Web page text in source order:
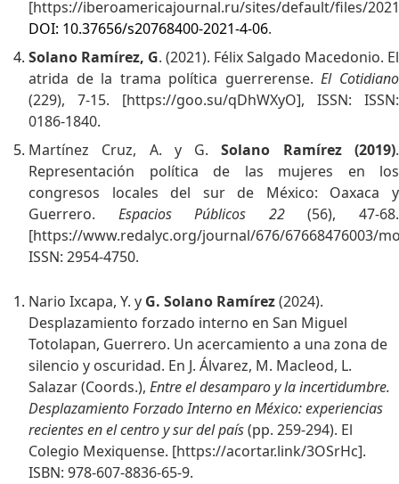
[https://iberoamericajournal.ru/sites/default/files/
DOI: 10.37656/s20768400-2021-4-06.
Solano Ramírez, G. (2021). Félix Salgado Macedonio. El
atrida de la trama política guerrerense.El Cotidiano
(229), 7-15. [https://goo.su/qDhWXyO], ISSN: ISSN:
0186-1840.
Martínez Cruz, A. y G.Solano Ramírez (2019).
Representación política de las mujeres en los
congresos locales del sur de México: Oaxaca y
Guerrero. Espacios Públicos 22(56), 47-68.
[https://www.redalyc.org/journal/676/67668476003/
ISSN: 2954-4750.
Nario Ixcapa, Y. y G. Solano Ramírez(2024).
Desplazamiento forzado interno en San Miguel
Totolapan, Guerrero. Un acercamiento a una zona de
silencio y oscuridad. En J. Álvarez, M. Macleod, L.
Salazar (Coords.), Entre el desamparo y la incertidumbre.
Desplazamiento Forzado Interno en México: experiencias
recientes en el centro y sur del país(pp. 259-294). El
Colegio Mexiquense. [https://acortar.link/3OSrHc].
ISBN: 978-607-8836-65-9.